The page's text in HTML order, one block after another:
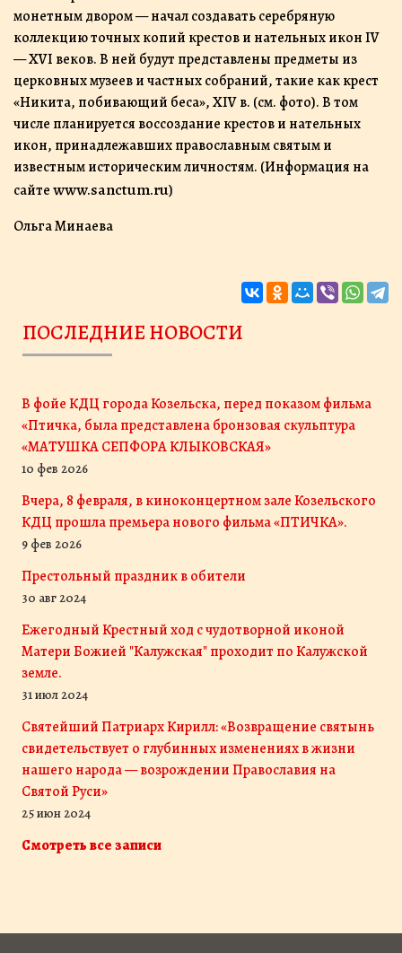
монетным двором — начал создавать серебряную
коллекцию точных копий крестов и нательных икон IV
— XVI веков. В ней будут представлены предметы из
церковных музеев и частных собраний, такие как крест
«Никита, побивающий беса», XIV в. (см. фото). В том
числе планируется воссоздание крестов и нательных
икон, принадлежавших православным святым и
известным историческим личностям. (Информация на
сайтеwww.sanctum.ru)
Ольга Минаева
ПОСЛЕДНИЕ НОВОСТИ
В фойе КДЦ города Козельска, перед показом фильма
«Птичка, была представлена бронзовая скульптура
«МАТУШКА СЕПФОРА КЛЫКОВСКАЯ»
10 фев 2026
Вчера, 8 февраля, в киноконцертном зале Козельского
КДЦ прошла премьера нового фильма «ПТИЧКА».
9 фев 2026
Престольный праздник в обители
30 авг 2024
Ежегодный Крестный ход с чудотворной иконой
Матери Божией "Калужская" проходит по Калужской
земле.
31 июл 2024
Святейший Патриарх Кирилл: «Возвращение святынь
свидетельствует о глубинных изменениях в жизни
нашего народа — возрождении Православия на
Святой Руси»
25 июн 2024
Смотреть все записи